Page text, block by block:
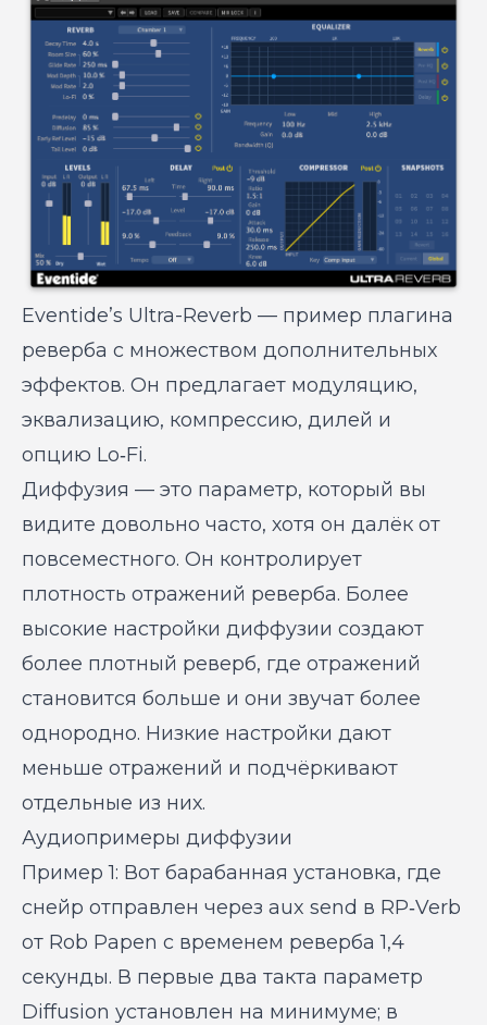
Eventide’s Ultra-Reverb — пример плагина
реверба с множеством дополнительных
эффектов. Он предлагает модуляцию,
эквализацию, компрессию, дилей и
опцию Lo‑Fi.
Диффузия — это параметр, который вы
видите довольно часто, хотя он далёк от
повсеместного. Он контролирует
плотность отражений реверба. Более
высокие настройки диффузии создают
более плотный реверб, где отражений
становится больше и они звучат более
однородно. Низкие настройки дают
меньше отражений и подчёркивают
отдельные из них.
Аудиопримеры диффузии
Пример 1: Вот барабанная установка, где
снейр отправлен через aux send в RP‑Verb
от Rob Papen с временем реверба 1,4
секунды. В первые два такта параметр
Diffusion установлен на минимуме; в